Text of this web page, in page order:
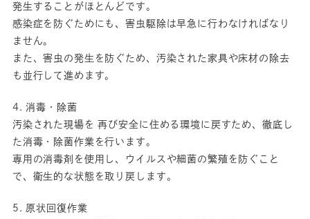
発生することがほとんどです。
感染症を防ぐためにも、害虫駆除は早急に行わなければなり
ません。
また、害虫の発生を防ぐため、汚染された家具や床材の除去
も並行して進めます。
4. 消毒・除菌
汚染された現場を 再び安全に住める環境に戻すため、徹底し
た消毒・除菌作業を行います。
専用の消毒剤を使用し、ウイルスや細菌の繁殖を防ぐこと
で、衛生的な状態を取り戻します。
5. 原状回復作業